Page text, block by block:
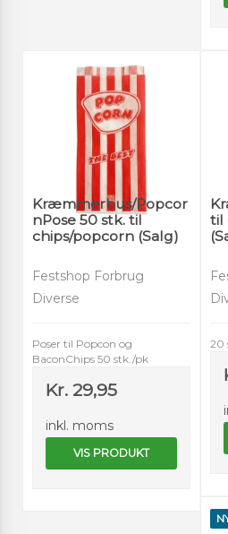
Kræmmerhus/Popcor
nPose 50 stk. til
chips/popcorn (Salg)
Festshop Forbrug
Diverse
Poser til Popcon og
BaconChips 50 stk./pk
Kr. 29,95
inkl. moms
VIS PRODUKT
til
20